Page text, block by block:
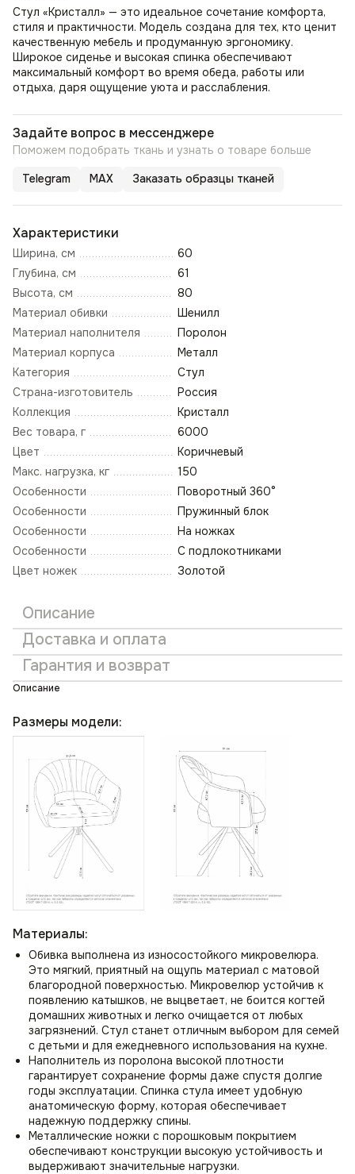
Стул «Кристалл» — это идеальное сочетание комфорта,
стиля и практичности. Модель создана для тех, кто ценит
качественную мебель и продуманную эргономику.
Широкое сиденье и высокая спинка обеспечивают
максимальный комфорт во время обеда, работы или
отдыха, даря ощущение уюта и расслабления.
Задайте вопрос в мессенджере
Поможем подобрать ткань и узнать о товаре больше
Telegram MAX Заказать образцы тканей
Характеристики
Ширина, см
60
Глубина, см
61
Высота, см
80
Материал обивки
Шенилл
Материал наполнителя
Поролон
Материал корпуса
Металл
Категория
Стул
Страна-изготовитель
Россия
Коллекция
Кристалл
Вес товара, г
6000
Цвет
Коричневый
Макс. нагрузка, кг
150
Особенности
Поворотный 360°
Особенности
Пружинный блок
Особенности
На ножках
Особенности
С подлокотниками
Цвет ножек
Золотой
Описание
Доставка и оплата
Гарантия и возврат
Описание
Размеры модели:
Материалы:
Обивка выполнена из износостойкого микровелюра.
Это мягкий, приятный на ощупь материал с матовой
благородной поверхностью. Микровелюр устойчив к
появлению катышков, не выцветает, не боится когтей
домашних животных и легко очищается от любых
загрязнений. Стул станет отличным выбором для семей
с детьми и для ежедневного использования на кухне.
Наполнитель из поролона высокой плотности
гарантирует сохранение формы даже спустя долгие
годы эксплуатации. Спинка стула имеет удобную
анатомическую форму, которая обеспечивает
надежную поддержку спины.
Металлические ножки с порошковым покрытием
обеспечивают конструкции высокую устойчивость и
выдерживают значительные нагрузки.